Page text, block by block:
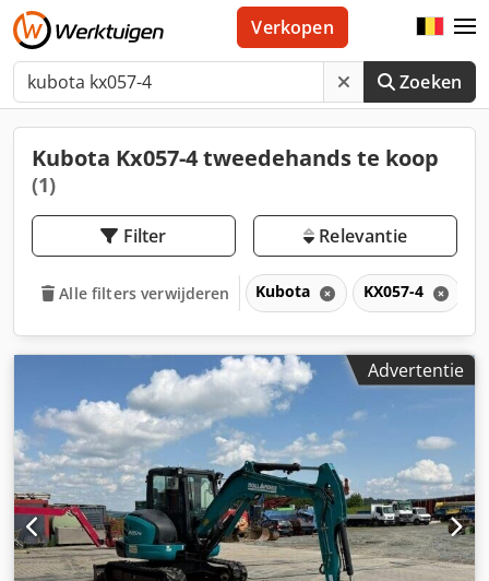
Zoeken
Verkopen
Kubota Kx057-4 tweedehands te koop
(1)
Filter Relevantie
Alle filters verwijderen Kubota KX057-4
Advertentie